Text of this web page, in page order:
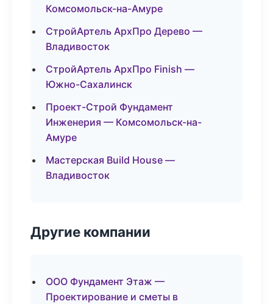
Комсомольск-на-Амуре
СтройАртель АрхПро Дерево —
Владивосток
СтройАртель АрхПро Finish —
Южно-Сахалинск
Проект-Строй Фундамент
Инженерия — Комсомольск-на-
Амуре
Мастерская Build House —
Владивосток
Другие компании
ООО Фундамент Этаж —
Проектирование и сметы в